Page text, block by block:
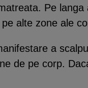
Pe
alte zone ale
a
de pe corp.